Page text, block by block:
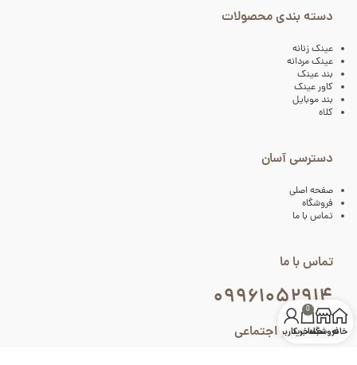
دسته بندی محصولات
عینک زنانه
عینک مردانه
بند عینک
کاور عینک
بند موبایل
کلاه
دسترسی آسان
صفحه اصلی
فروشگاه
تماس با ما
تماس با ما
۰۹۹۶۱۰۵۲۹۱۴
شبکه های اجتماعیخانهفروشگاه
0
سبد خرید
حساب کاربری من